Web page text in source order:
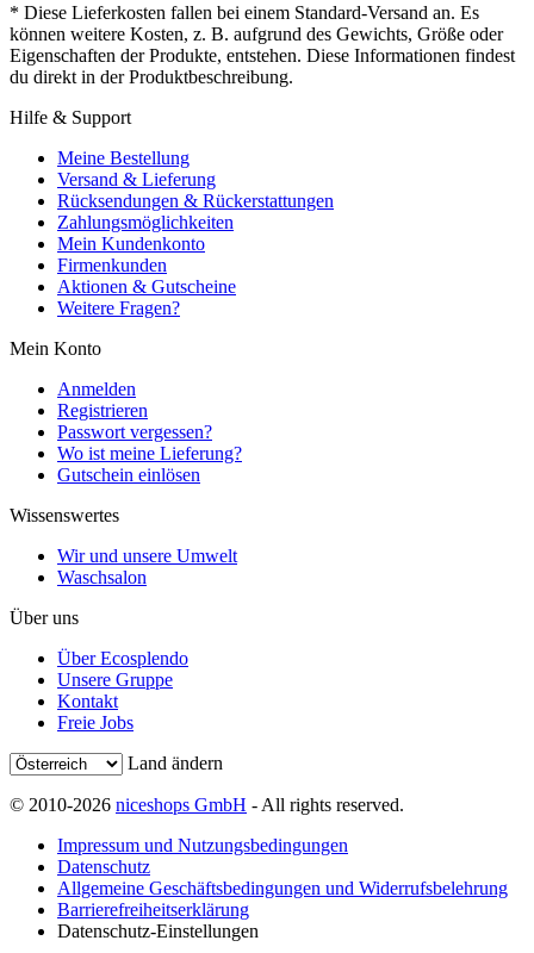
* Diese Lieferkosten fallen bei einem Standard-Versand an. Es
können weitere Kosten, z. B. aufgrund des Gewichts, Größe oder
Eigenschaften der Produkte, entstehen. Diese Informationen findest
du direkt in der Produktbeschreibung.
Hilfe & Support
Meine Bestellung
Versand & Lieferung
Rücksendungen & Rückerstattungen
Zahlungsmöglichkeiten
Mein Kundenkonto
Firmenkunden
Aktionen & Gutscheine
Weitere Fragen?
Mein Konto
Anmelden
Registrieren
Passwort vergessen?
Wo ist meine Lieferung?
Gutschein einlösen
Wissenswertes
Wir und unsere Umwelt
Waschsalon
Über uns
Über Ecosplendo
Unsere Gruppe
Kontakt
Freie Jobs
Land ändern
© 2010-2026 niceshops GmbH - All rights reserved.
Impressum und Nutzungsbedingungen
Datenschutz
Allgemeine Geschäftsbedingungen und Widerrufsbelehrung
Barrierefreiheitserklärung
Datenschutz-Einstellungen